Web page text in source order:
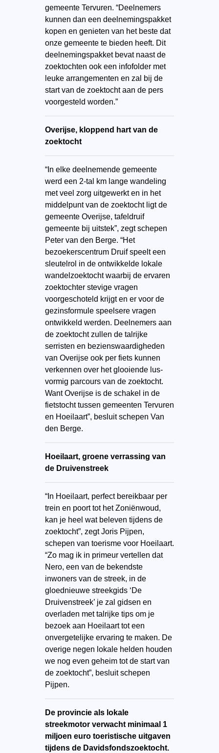
gemeente Tervuren. “Deelnemers
kunnen dan een deelnemingspakket
kopen en genieten van het beste dat
onze gemeente te bieden heeft. Dit
deelnemingspakket bevat naast de
zoektochten ook een infofolder met
leuke arrangementen en zal bij de
start van de zoektocht aan de pers
voorgesteld worden.”
Overijse, kloppend hart van de
zoektocht
“In elke deelnemende gemeente
werd een 2-tal km lange wandeling
met veel zorg uitgewerkt en in het
middelpunt van de zoektocht ligt de
gemeente Overijse, tafeldruif
gemeente bij uitstek”, zegt schepen
Peter van den Berge. “Het
bezoekerscentrum Druif speelt een
sleutelrol in de ontwikkelde lokale
wandelzoektocht waarbij de ervaren
zoektochter stevige vragen
voorgeschoteld krijgt en er voor de
gezinsformule speelsere vragen
ontwikkeld werden. Deelnemers aan
de zoektocht zullen de talrijke
serristen en bezienswaardigheden
van Overijse ook per fiets kunnen
verkennen over het glooiende lus-
vormig parcours van de zoektocht.
Want Overijse is de schakel in de
fietstocht tussen gemeenten Tervuren
en Hoeilaart”, besluit schepen Van
den Berge.
Hoeilaart, groene verrassing van
de Druivenstreek
“In Hoeilaart, perfect bereikbaar per
trein en poort tot het Zoniënwoud,
kan je heel wat beleven tijdens de
zoektocht”, zegt Joris Pijpen,
schepen van toerisme voor Hoeilaart.
“Zo mag ik in primeur vertellen dat
Nero, een van de bekendste
inwoners van de streek, in de
gloednieuwe streekgids ‘De
Druivenstreek’ je zal gidsen en
overladen met talrijke tips om je
bezoek aan Hoeilaart tot een
onvergetelijke ervaring te maken. De
overige negen lokale helden houden
we nog even geheim tot de start van
de zoektocht”, besluit schepen
Pijpen.
De provincie als lokale
streekmotor verwacht minimaal 1
miljoen euro toeristische uitgaven
tijdens de Davidsfondszoektocht.